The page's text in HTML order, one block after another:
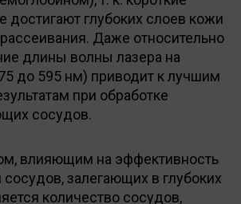
достигают глубоких слоев кожи
Даже относительно
длины волны лазера на
до 595 нм) приводит к лучшим
при обработке
сосудов.
влияющим на эффективность
сосудов, залегающих в глубоких
количество сосудов,